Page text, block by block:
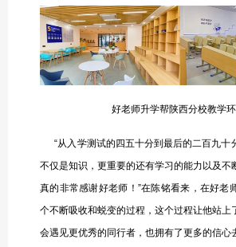
好老师升学帮陕西分校教学
“从入学测试的四五十分到最后的二百九十
不仅是知识，更重要的还有学习的能力以及不
真的非常感谢好老师！”在陈铭看来，在好老
个不断吸收和蜕变的过程，这个过程让他站上
会遇见更优秀的同行者，也拥有了更多的信心